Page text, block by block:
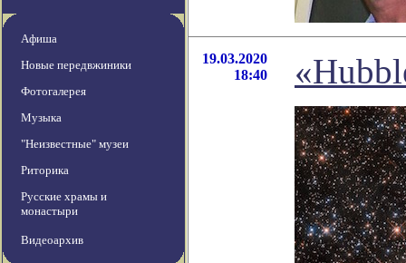
Афиша
Новые передвжиники
Фотогалерея
Музыка
"Неизвестные" музеи
Риторика
Русские храмы и
монастыри
Видеоархив
19.03.2020
18:40